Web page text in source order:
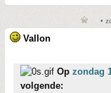
•
Vallon
Op zondag
volgende: